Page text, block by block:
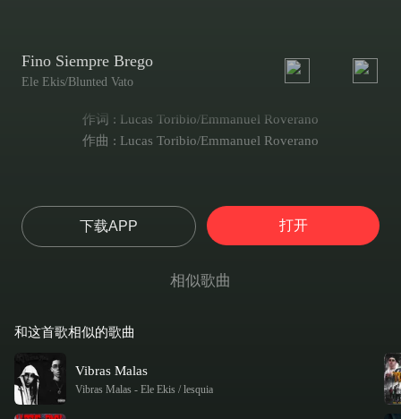
Fino Siempre Brego
Ele Ekis/Blunted Vato
作词 : Lucas Toribio/Emmanuel Roverano
作曲 : Lucas Toribio/Emmanuel Roverano
下载APP 打开
相似歌曲
和这首歌相似的歌曲
Vibras Malas
Vibras Malas - Ele Ekis / lesquia